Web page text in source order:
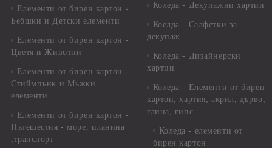
Елементи от бирен картон -
Бебшки и Детски елементи
Елементи от бирен картон -
Цветя и Животни
Елементи от бирен картон -
Стиймпънк и Мъжки
елементи
Елементи от бирен картон -
Пътешестия - море, планина
,транспорт
Коледа - Декупажни хартии
Коелда - Салфетки за
декупаж
Коледа - Дизайнерски
хартии
Коледа - Eлементи от бирен
картон, хартия, акрил, дърво,
глина, гипс
Коледа - елементи от
бирен картон